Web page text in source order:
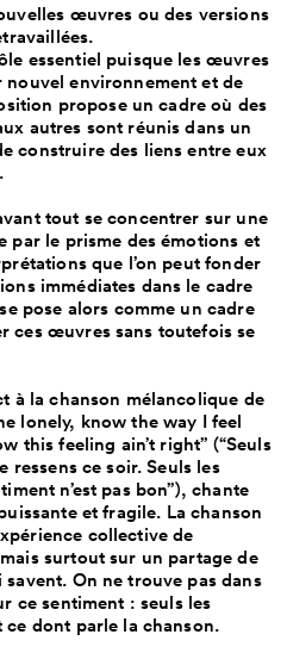
œuvres ou des versions
essentiel puisque les œuvres
environnement et de
propose un cadre où des
autres sont réunis dans un
construire des liens entre eux
tout se concentrer sur une
par le prisme des émotions et
que l’on peut fonder
immédiates dans le cadre
pose alors comme un cadre
ces œuvres sans toutefois se
à la chanson mélancolique de
lonely, know the way I feel
this feeling ain’t right’’ (“Seuls
ressens ce soir. Seuls les
n’est pas bon’’), chante
et fragile. La chanson
collective de
surtout sur un partage de
On ne trouve pas dans
ce sentiment : seuls les
dont parle la chanson.